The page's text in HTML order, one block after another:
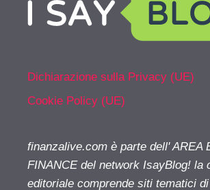
Dichiarazione sulla Privacy (UE)
Cookie Policy (UE)
finanzalive.com è parte dell' AREA
FINANCE del network IsayBlog! la
editoriale comprende siti tematici